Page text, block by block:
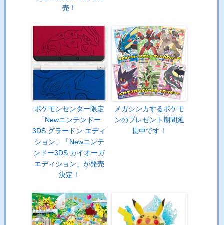
売！
ポケモンセンター限定
「Newニンテンドー
3DS グラードン エディ
ション」「Newニンテ
ンドー3DS カイオーガ
エディション」が発売
決定！
メガシンカするポケモ
ンのプレゼント期間延
長中です！